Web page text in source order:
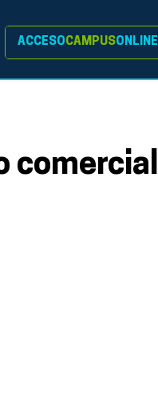
ACCESOCAMPUSONLINE
comercial